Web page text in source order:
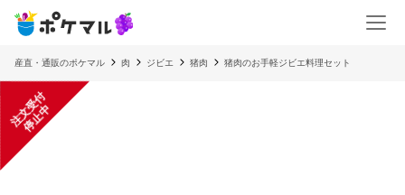
産直・通販のポケマル 肉 ジビエ 猪肉 猪肉のお手軽ジビエ料理セット
注
文
受
付
停
止
中